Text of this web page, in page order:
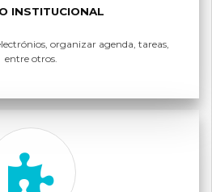
INSTITUCIONAL
organizar agenda, tareas,
entre otros.